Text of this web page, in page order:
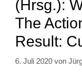
(Hrsg.):
The
Result:
6. Juli 2020 von